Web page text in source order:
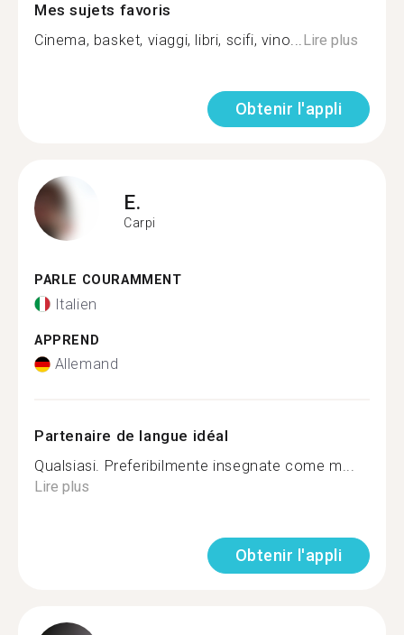
Mes sujets favoris
Cinema, basket, viaggi, libri, scifi, vino...Lire plus
Obtenir l'appli
E.
Carpi
PARLE COURAMMENT
Italien
APPREND
Allemand
Partenaire de langue idéal
Qualsiasi. Preferibilmente insegnate come m...
Lire plus
Obtenir l'appli